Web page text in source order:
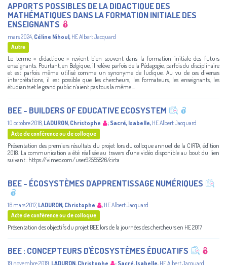
APPORTS POSSIBLES DE LA DIDACTIQUE DES
MATHÉMATIQUES DANS LA FORMATION INITIALE DES
ENSEIGNANTS
mars 2024, Céline Nihoul, HE Albert Jacquard
Autre
Le terme « didactique » revient bien souvent dans la formation initiale des futurs
enseignants. Pourtant, en Belgique, il relève parfois de la Pédagogie, parfois du disciplinaire
et est parfois même utilisé comme un synonyme de ludique. Au vu de ces diverses
interprétations, il est possible que les chercheurs, les formateurs, les enseignants, les
étudiants et le grand public n’aient pas tous la même ...
BEE - BUILDERS OF EDUCATIVE ECOSYSTEM
10 octobre 2018, LADURON, Christophe ; Sacré, Isabelle, HE Albert Jacquard
Acte de conférence ou de colloque
Présentation des premiers résultats du projet lors du colloque annuel de la CIRTA, édition
2018. La communication a été réalisée au travers d'une vidéo disponible au bout du lien
suivant : https://vimeo.com/user92555826/cirta
BEE - ÉCOSYSTÈMES D'APPRENTISSAGE NUMÉRIQUES
16 mars 2017, LADURON, Christophe , HE Albert Jacquard
Acte de conférence ou de colloque
Présentation des objectifs du projet BEE lors de la journées des chercheurs en HE 2017
BEE : CONCEPTEURS D'ÉCOSYSTÈMES ÉDUCATIFS
19 novembre 2019 LADURON, Christophe ; Sacré, Isabelle, HE Albert Jacquard